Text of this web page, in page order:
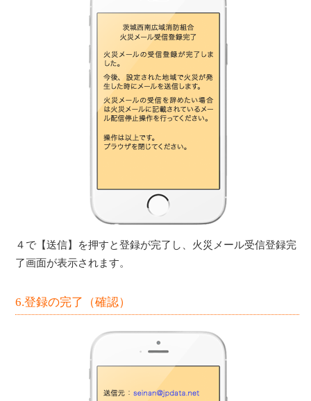
４で【送信】を押すと登録が完了し、火災メール受信登録完
了画面が表示されます。
6.登録の完了（確認）